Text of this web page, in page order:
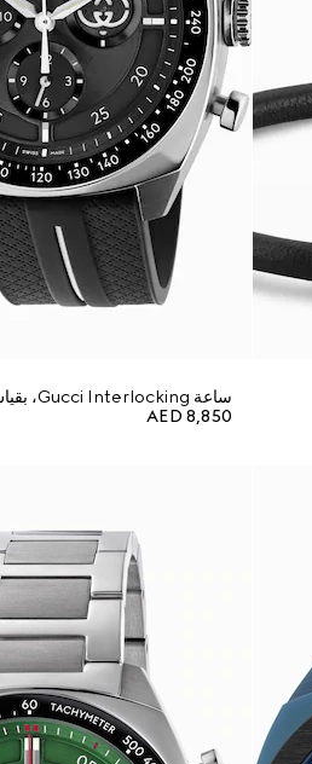
ساعة Gucci Interlocking، بقياس 41 مم
AED 8,850